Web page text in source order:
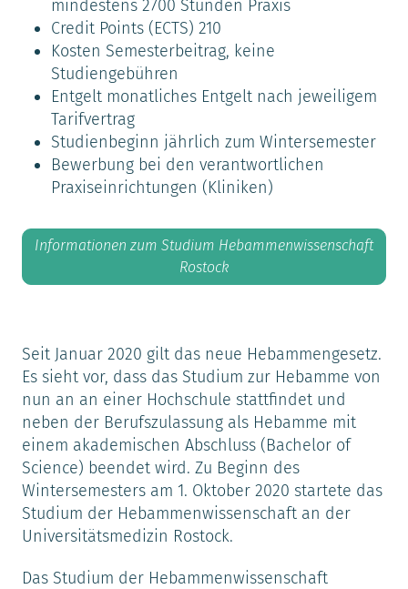
mindestens 2700 Stunden Praxis
Credit Points (ECTS) 210
Kosten Semesterbeitrag, keine
Studiengebühren
Entgelt monatliches Entgelt nach jeweiligem
Tarifvertrag
Studienbeginn jährlich zum Wintersemester
Bewerbung bei den verantwortlichen
Praxiseinrichtungen (Kliniken)
Informationen zum Studium Hebammenwissenschaft
Rostock
Seit Januar 2020 gilt das neue Hebammengesetz.
Es sieht vor, dass das Studium zur Hebamme von
nun an an einer Hochschule stattfindet und
neben der Berufszulassung als Hebamme mit
einem akademischen Abschluss (Bachelor of
Science) beendet wird. Zu Beginn des
Wintersemesters am 1. Oktober 2020 startete das
Studium der Hebammenwissenschaft an der
Universitätsmedizin Rostock.
Das Studium der Hebammenwissenschaft